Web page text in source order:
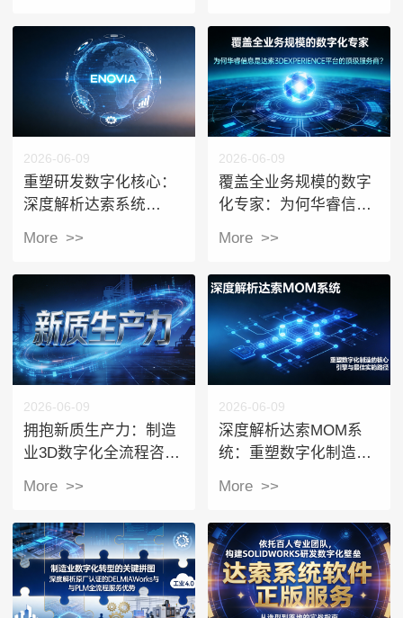
2026-06-09
重塑研发数字化核心：
深度解析达索系统
的创新价值
More >>
2026-06-09
覆盖全业务规模的数字
化专家：为何华睿信息
的顶级服务商？
More >>
2026-06-09
​拥抱新质生产力：制造
业3D数字化全流程咨询
More >>
2026-06-09
深度解析达索MOM系
统：重塑数字化制造的
More >>